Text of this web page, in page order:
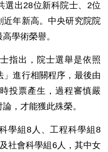
選出28位新科院士、2位
近年新高。中央研究院院
學術榮譽。
指出，院士選舉是依照
」進行相關程序，最後由
投票產生，過程審慎嚴
，才能獲此殊榮。
學組8人、工程科學組8
社會科學組6人，其中女